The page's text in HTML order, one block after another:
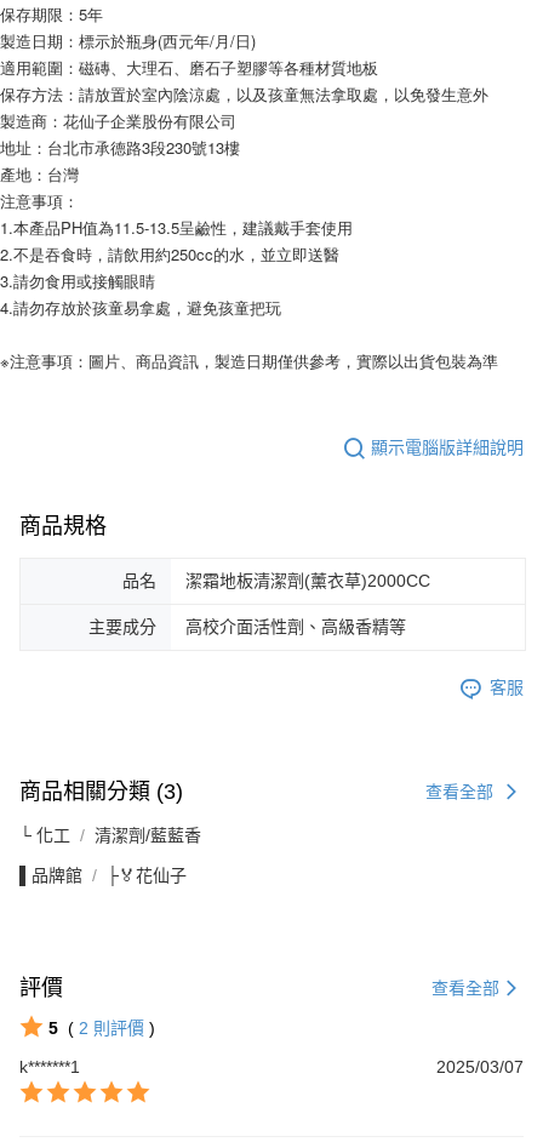
保存期限：5年
製造日期：標示於瓶身(西元年/月/日)
適用範圍：磁磚、大理石、磨石子塑膠等各種材質地板
保存方法：請放置於室內陰涼處，以及孩童無法拿取處，以免發生意外
製造商：花仙子企業股份有限公司
地址：台北市承德路3段230號13樓
產地：台灣
注意事項：
1.本產品PH值為11.5-13.5呈鹼性，建議戴手套使用
2.不是吞食時，請飲用約250cc的水，並立即送醫
3.請勿食用或接觸眼睛
4.請勿存放於孩童易拿處，避免孩童把玩
※注意事項：圖片、商品資訊，製造日期僅供參考，實際以出貨包裝為準
顯示電腦版詳細說明
商品規格
品名 潔霜地板清潔劑(薰衣草)2000CC
主要成分 高校介面活性劑、高級香精等
客服
商品相關分類 (3) 查看全部
└ 化工 清潔劑/藍藍香
▌品牌館 ├🏅花仙子
評價 查看全部
5 ( 2 則評價 )
k*******1
2025/03/07